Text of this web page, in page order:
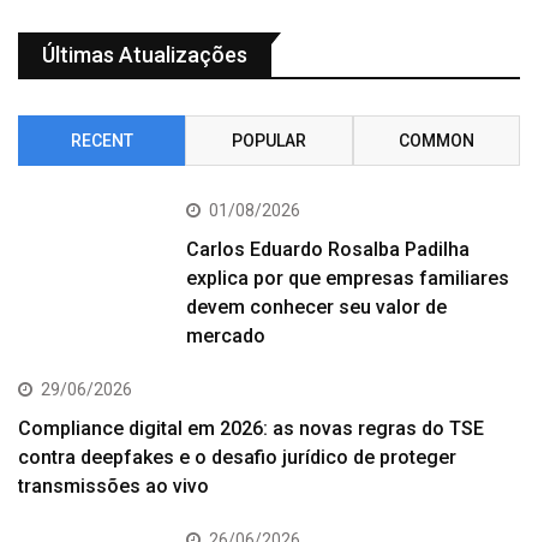
Últimas Atualizações
RECENT POPULAR COMMON
01/08/2026
Carlos Eduardo Rosalba Padilha
explica por que empresas familiares
devem conhecer seu valor de
mercado
29/06/2026
Compliance digital em 2026: as novas regras do TSE
contra deepfakes e o desafio jurídico de proteger
transmissões ao vivo